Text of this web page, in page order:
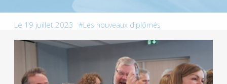
Le 19 juillet 2023 Les nouveaux diplômés